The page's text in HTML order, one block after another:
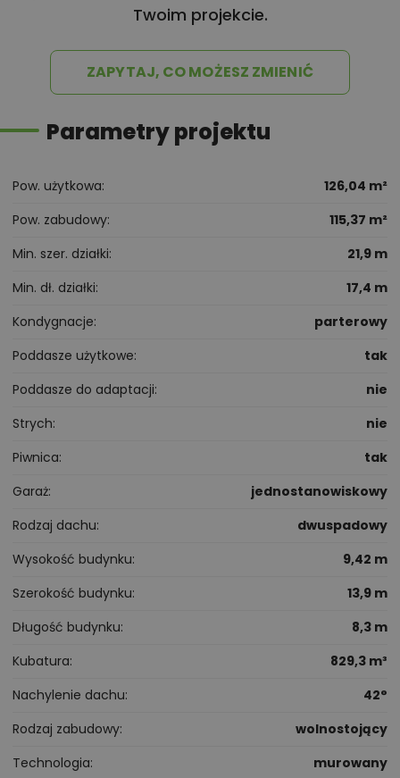
Twoim projekcie.
ZAPYTAJ, CO MOŻESZ ZMIENIĆ
Parametry projektu
Pow. użytkowa
126,04 m²
Pow. zabudowy
115,37 m²
Min. szer. działki
21,9 m
Min. dł. działki
17,4 m
Kondygnacje
parterowy
Poddasze użytkowe
tak
Poddasze do adaptacji
nie
Strych
nie
Piwnica
tak
Garaż
jednostanowiskowy
Rodzaj dachu
dwuspadowy
Wysokość budynku
9,42 m
Szerokość budynku
13,9 m
Długość budynku
8,3 m
Kubatura
829,3 m³
Nachylenie dachu
42°
Rodzaj zabudowy
wolnostojący
Technologia
murowany